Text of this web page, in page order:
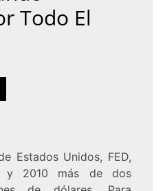
Todo El
Estados Unidos, FED,
y 2010 más de dos